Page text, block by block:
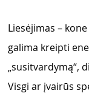
Liesėjimas –
galima kreipti
„susitvardymą“,
Visgi ar įvairūs